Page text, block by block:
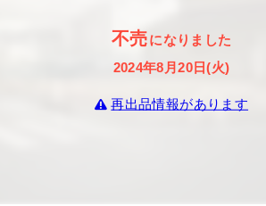
不売になりました
2024年8月20日(火)
再出品情報があります